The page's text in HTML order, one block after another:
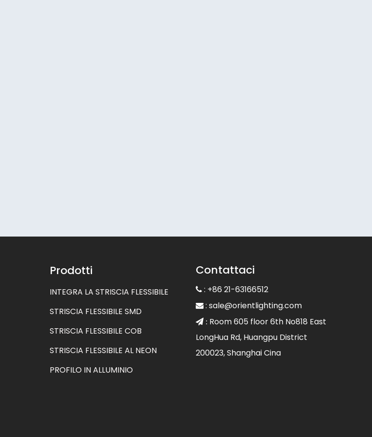
Prodotti
INTEGRA LA STRISCIA FLESSIBILE
STRISCIA FLESSIBILE SMD
STRISCIA FLESSIBILE COB
STRISCIA FLESSIBILE AL NEON
PROFILO IN ALLUMINIO
Contattaci
 : +86 21-63166512
 : sale@orientlighting.com
 : Room 605 floor 6th No818 East
LongHua Rd, Huangpu District
200023, Shanghai Cina